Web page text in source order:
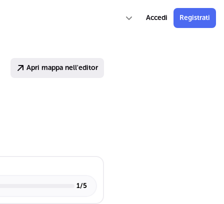
Accedi Registrati
Apri mappa nell'editor
1/5